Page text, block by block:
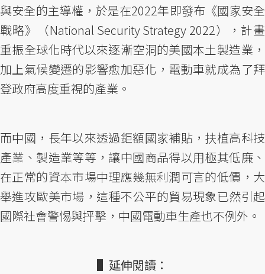
與安全的主導權，於是在2022年即發布《國家安全
戰略》（National Security Strategy 2022），計畫
重振全球化時代以來逐漸空洞的美國本土製造業，
加上氣候變遷的影響愈加惡化，電動車就成為了拜
登政府高度重視的產業。
而中國，長年以來透過鉅額國家補貼，扶植高科技
產業、製造業等等，讓中國商品得以用極其低廉、
在正常的資本市場中理應幾無利潤可言的低價，大
舉進攻歐美市場，這種不公平的貿易現象已然引起
國際社會警惕與抨擊，中國電動車生產也不例外。
▌延伸閱讀：